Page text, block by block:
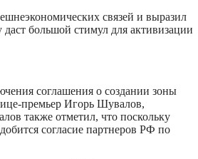
связей и выразил
большой стимул для активизации
соглашения о создании зоны
премьер Игорь Шувалов,
также отметил, что поскольку
согласие партнеров РФ по